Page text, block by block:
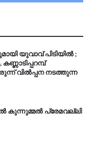
യുവാവ് പിടിയിൽ ;
വിൽപ്പന നടത്തുന്ന
കുന്നുമ്മൽ പ്രേമവല്ലി